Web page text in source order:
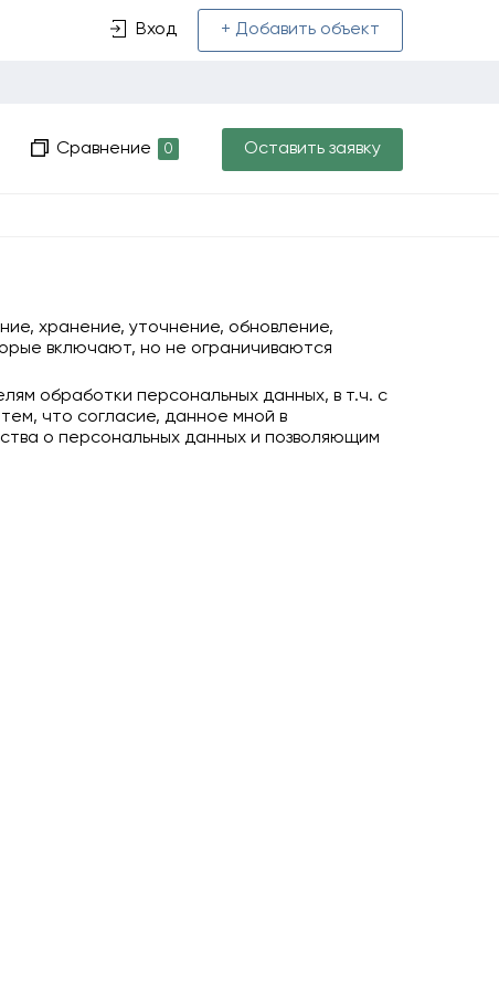
Вход + Добавить объект
Сравнение 0 Оставить заявку
хранение, уточнение, обновление,
включают, но не ограничиваются
обработки персональных данных, в т.ч. с
что согласие, данное мной в
о персональных данных и позволяющим